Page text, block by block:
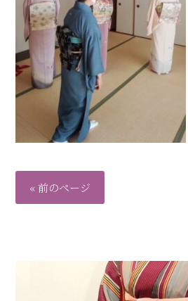
« 前のページ